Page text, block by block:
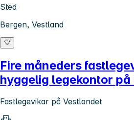
Sted
Bergen, Vestland
Fire måneders
hyggelig legekontor
Fastlegevikar på Vestlandet